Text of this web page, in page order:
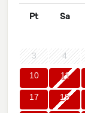
Pt Sa
3
4
10 11
17 18